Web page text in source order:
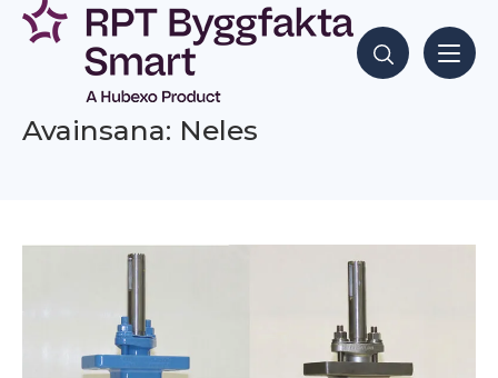
Siirry
sisältöön
Hae sisältöjä
Avainsana: Neles